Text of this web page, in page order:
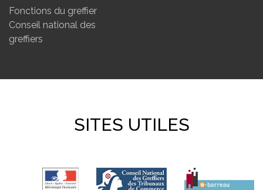
Fonctions du greffier
Conseil national des
greffiers
SITES UTILES